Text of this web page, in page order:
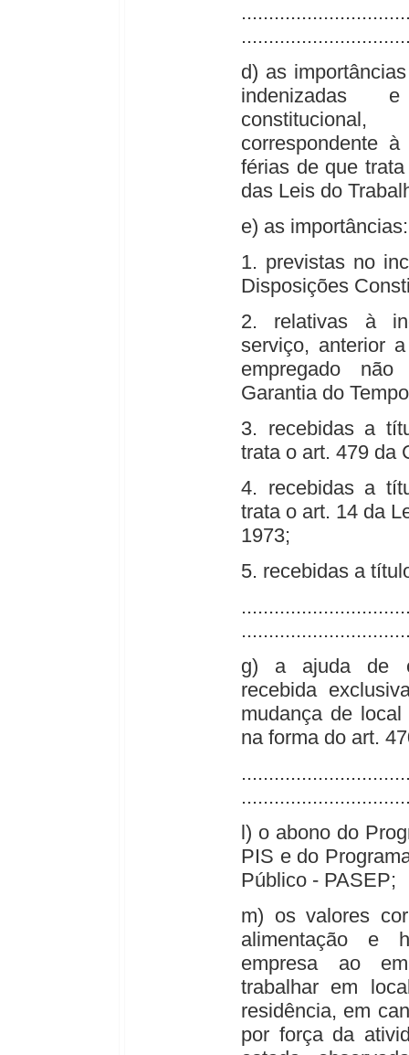
d) as
indenizadas
correspondente
férias de que
das Leis do
e) as importâncias:
1. previstas no
Disposições
2. relativas à
serviço, anterior
empregado
Garantia do
3. recebidas a
trata o art. 479 da
4. recebidas a
trata o art. 14 da
1973;
5. recebidas a
g) a ajuda de
recebida
mudança de
na forma do art.
l) o abono do
PIS e do
Público - PASEP;
m) os valores
alimentação e
empresa ao
trabalhar em
residência, em
por força da